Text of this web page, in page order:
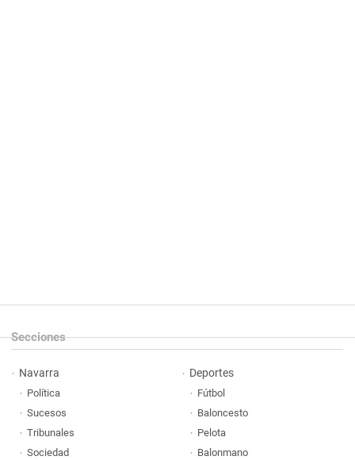
Secciones
Navarra
Política
Sucesos
Tribunales
Sociedad
Deportes
Fútbol
Baloncesto
Pelota
Balonmano